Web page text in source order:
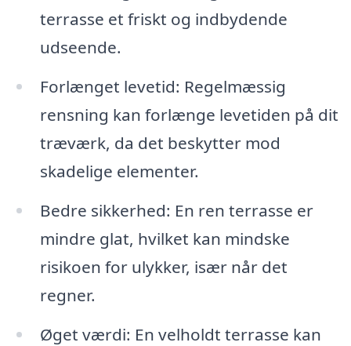
terrasse et friskt og indbydende
udseende.
Forlænget levetid: Regelmæssig
rensning kan forlænge levetiden på dit
træværk, da det beskytter mod
skadelige elementer.
Bedre sikkerhed: En ren terrasse er
mindre glat, hvilket kan mindske
risikoen for ulykker, især når det
regner.
Øget værdi: En velholdt terrasse kan